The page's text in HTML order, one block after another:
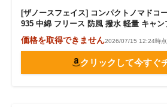
[ザノースフェイス] コンパクトノマドコ
935 中綿 フリース 防風 撥水 軽量 キャ
価格を取得できません2026/07/15 12:24時
クリックして今すぐ